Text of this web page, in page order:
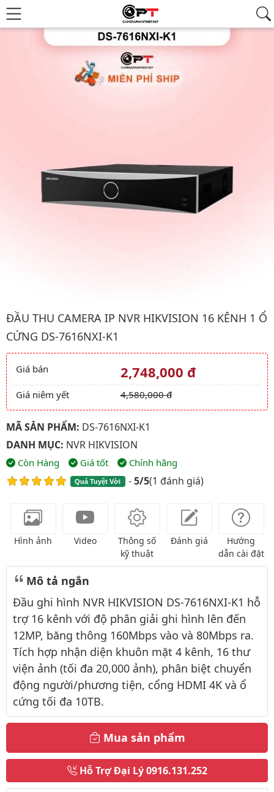
Hình ảnh đại diện của sản phẩm Đầu thu CAMERA IP NVR
ĐẦU THU CAMERA IP NVR HIKVISION 16 KÊNH 1 Ổ
CỨNG DS-7616NXI-K1
Giá và khuyến mãi
Giá bán 2,748,000 đ
Giá niêm yết 4,580,000 đ
MÃ SẢN PHẨM: DS-7616NXI-K1
DANH MỤC: NVR HIKVISION
Còn Hàng Giá tốt Chính hãng
Quá Tuyệt Vời -5/5(1 đánh giá)
Hình ảnh Video
Thông số
kỹ thuật
Đánh giá
Hướng
dẫn cài đặt
Mô tả ngắn
Đầu ghi hình NVR HIKVISION DS-7616NXI-K1 hỗ
trợ 16 kênh với độ phân giải ghi hình lên đến
12MP, băng thông 160Mbps vào và 80Mbps ra.
Tích hợp nhận diện khuôn mặt 4 kênh, 16 thư
viện ảnh (tối đa 20,000 ảnh), phân biệt chuyển
động người/phương tiện, cổng HDMI 4K và ổ
cứng tối đa 10TB.
Mua sản phẩm
Hỗ Trợ Đại Lý0916.131.252